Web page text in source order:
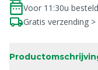
Voor 11:30u
Gratis verzending >